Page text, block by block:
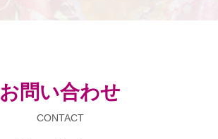
お問い合わせ
CONTACT